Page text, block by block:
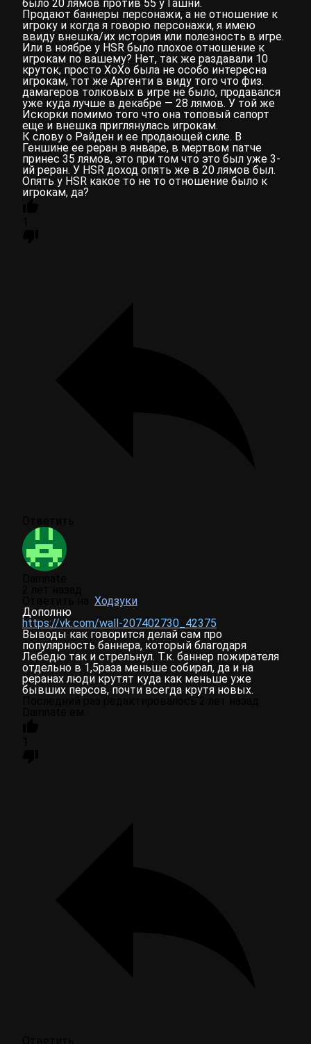
было 20 лямов против 55 у Гашни.
Продают баннеры персонажи, а не отношение к
игроку и когда я говорю персонажи, я имею
ввиду внешка/их история или полезность в игре.
Или в ноябре у HSR было плохое отношение к
игрокам по вашему? Нет, так же раздавали 10
круток, просто ХоХо была не особо интересна
игрокам, тот же Аргенти в виду того что физ.
дамагеров толковых в игре не было, продавался
уже куда лучше в декабре — 28 лямов. У той же
Искорки помимо того что она топовый сапорт
еще и внешка приглянулась игрокам.
К слову о Райден и ее продающей силе. В
Геншине ее реран в январе, в мертвом патче
принес 35 лямов, это при том что это был уже 3-
ий реран. У HSR доход опять же в 20 лямов был.
Опять у HSR какое то не то отношение было к
игрокам, да?
Ходзуки
Дополню
https://vk.com/wall-207402730_42375
Выводы как говорится делай сам про
популярность баннера, который благодаря
Лебедю так и стрельнул. Т.к. баннер пожирателя
отдельно в 1,5раза меньше собирал, да и на
реранах люди крутят куда как меньше уже
бывших персов, почти всегда крутя новых.